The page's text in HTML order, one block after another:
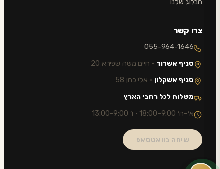
הבלוג שלנו
צרו קשר
055-964-1646
סניף אשדוד · חיים משה שפירא 20
סניף אשקלון · אלי כהן 58
משלוח לכל רחבי הארץ
א׳–ה׳ 9:00–18:00 · ו׳ 9:00–13:00
שיחה בוואטסאפ